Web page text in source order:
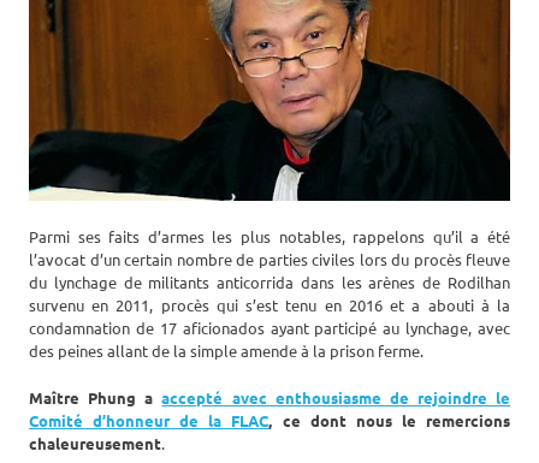
Parmi ses faits d’armes les plus notables, rappelons qu’il a été
l’avocat d’un certain nombre de parties civiles lors du procès fleuve
du lynchage de militants anticorrida dans les arènes de Rodilhan
survenu en 2011, procès qui s’est tenu en 2016 et a abouti à la
condamnation de 17 aficionados ayant participé au lynchage, avec
des peines allant de la simple amende à la prison ferme.
Maître Phung aaccepté avec enthousiasme de rejoindre le
Comité d’honneur de la FLAC, ce dont nous le remercions
chaleureusement.